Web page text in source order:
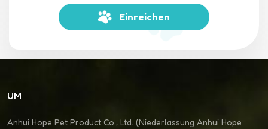
Einreichen
UM
Anhui Hope Pet Product Co., Ltd. (Niederlassung Anhui Hope